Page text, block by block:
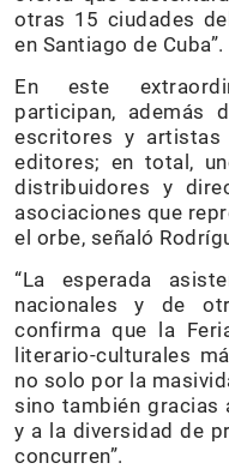
otras 15 ciudades
en Santiago de Cuba”.
En este
participan, además
escritores y
editores; en total,
distribuidores y
asociaciones que
el orbe, señaló
“La esperada
nacionales y de
confirma que la
literario-culturales
no solo por la
sino también gracias
y a la diversidad de
concurren”.